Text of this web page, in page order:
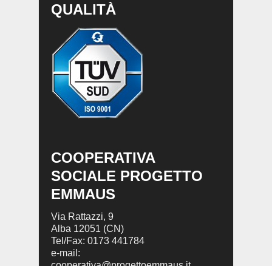
QUALITÀ
COOPERATIVA
SOCIALE PROGETTO
EMMAUS
Via Rattazzi, 9
Alba 12051 (CN)
Tel/Fax: 0173 441784
e-mail: